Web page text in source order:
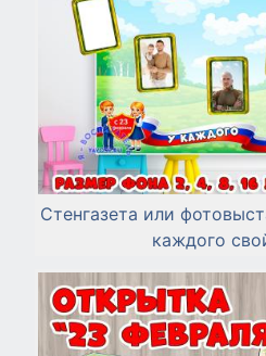
Стенгазета или
каждого